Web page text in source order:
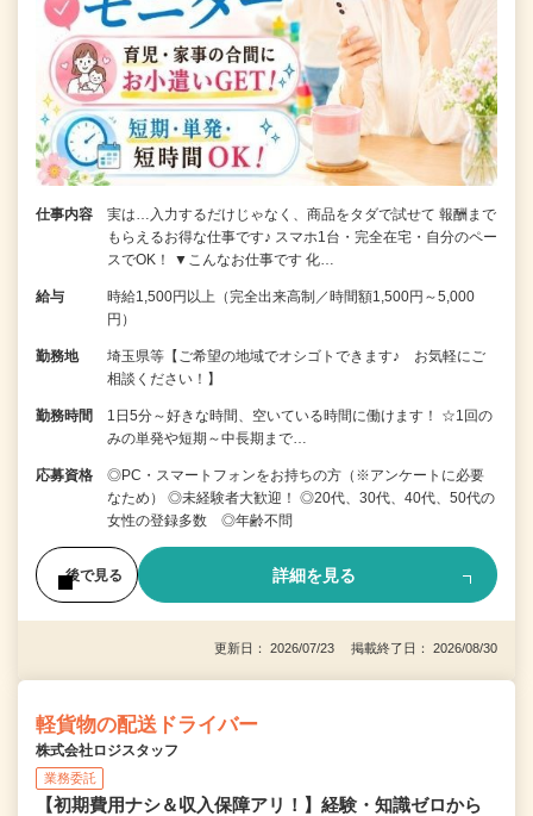
仕事内容
実は…入力するだけじゃなく、商品をタダで試せて 報酬まで
もらえるお得な仕事です♪ スマホ1台・完全在宅・自分のペー
スでOK！ ▼こんなお仕事です 化…
給与
時給1,500円以上（完全出来高制／時間額1,500円～5,000
円）
勤務地
埼玉県等【ご希望の地域でオシゴトできます♪ お気軽にご
相談ください！】
勤務時間
1日5分～好きな時間、空いている時間に働けます！ ☆1回の
みの単発や短期～中長期まで…
応募資格
◎PC・スマートフォンをお持ちの方（※アンケートに必要
なため） ◎未経験者大歓迎！ ◎20代、30代、40代、50代の
女性の登録多数 ◎年齢不問
後で見る 詳細を見る
更新日： 2026/07/23 掲載終了日： 2026/08/30
軽貨物の配送ドライバー
株式会社ロジスタッフ
業務委託
【初期費用ナシ＆収入保障アリ！】経験・知識ゼロから